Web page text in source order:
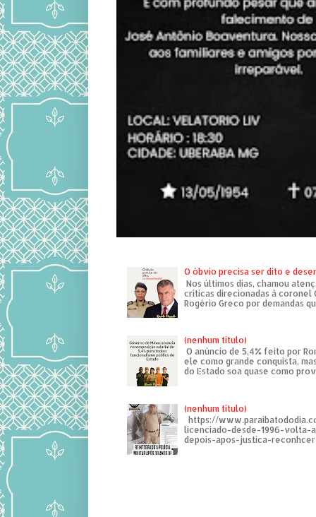
O óbvio precisa ser dito e
Nos últimos dias, chamou
críticas direcionadas à coronel
Rogério Greco por demandas
(nenhum título)
O anúncio de 5,4% feito por
ele como grande conquista,
do Estado soa quase como
(nenhum título)
https://
licenciado-desde-1996-volta-
depois-apos-justica-